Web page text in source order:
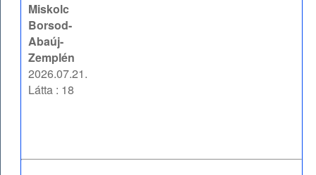
Miskolc
Borsod-
Abaúj-
Zemplén
2026.07.21.
Látta : 18